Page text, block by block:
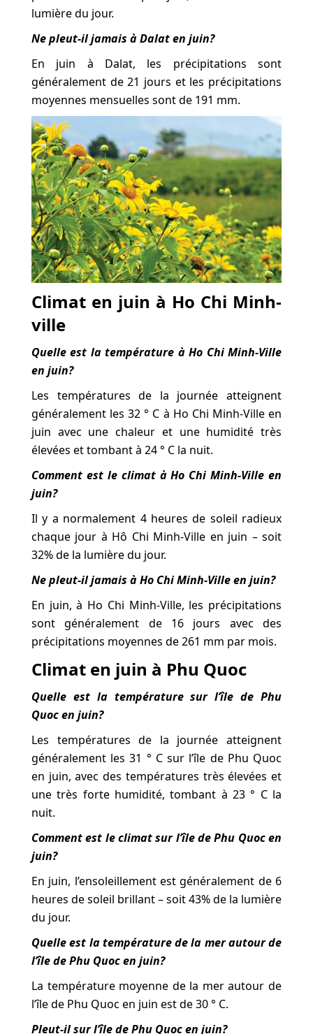
lumière du jour.
Ne pleut-il jamais à Dalat en juin?
En juin à Dalat, les précipitations sont
généralement de 21 jours et les précipitations
moyennes mensuelles sont de 191 mm.
Climat en juin à Ho Chi Minh-
ville
Quelle est la température à Ho Chi Minh-Ville
en juin?
Les températures de la journée atteignent
généralement les 32 ° C à Ho Chi Minh-Ville en
juin avec une chaleur et une humidité très
élevées et tombant à 24 ° C la nuit.
Comment est le climat à Ho Chi Minh-Ville en
juin?
Il y a normalement 4 heures de soleil radieux
chaque jour à Hô Chi Minh-Ville en juin – soit
32% de la lumière du jour.
Ne pleut-il jamais à Ho Chi Minh-Ville en juin?
En juin, à Ho Chi Minh-Ville, les précipitations
sont généralement de 16 jours avec des
précipitations moyennes de 261 mm par mois.
Climat en juin à Phu Quoc
Quelle est la température sur l’île de Phu
Quoc en juin?
Les températures de la journée atteignent
généralement les 31 ° C sur l’île de Phu Quoc
en juin, avec des températures très élevées et
une très forte humidité, tombant à 23 ° C la
nuit.
Comment est le climat sur l’île de Phu Quoc en
juin?
En juin, l’ensoleillement est généralement de 6
heures de soleil brillant – soit 43% de la lumière
du jour.
Quelle est la température de la mer autour de
l’île de Phu Quoc en juin?
La température moyenne de la mer autour de
l’île de Phu Quoc en juin est de 30 ° C.
Pleut-il sur l’île de Phu Quoc en juin?